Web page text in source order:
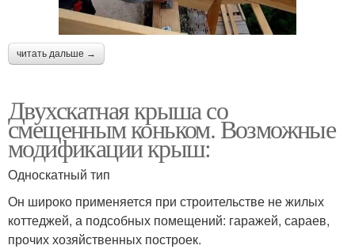
читать дальше →
Двухскатная крыша со
смещенным коньком. Возможные
модификации крыш:
Односкатный тип
Он широко применяется при строительстве не жилых
коттеджей, а подсобных помещений: гаражей, сараев,
прочих хозяйственных построек.